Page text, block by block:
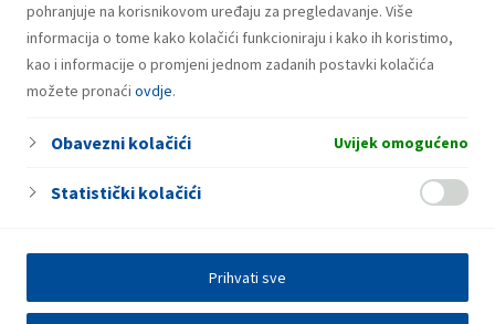
pohranjuje na korisnikovom uređaju za pregledavanje. Više
informacija o tome kako kolačići funkcioniraju i kako ih koristimo,
kao i informacije o promjeni jednom zadanih postavki kolačića
možete pronaći ovdje.
Obavezni kolačići Uvijek omogućeno
Statistički kolačići
Prihvati sve